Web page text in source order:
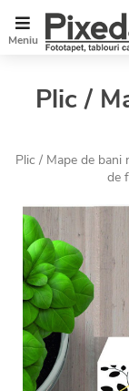
Meniu
Plic /
Plic / Mape de
de